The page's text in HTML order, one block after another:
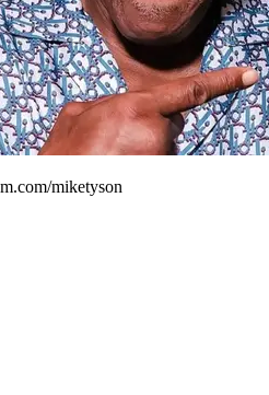
miketyson